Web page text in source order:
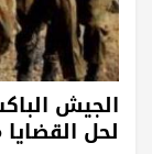
الجيش
لحل القضايا